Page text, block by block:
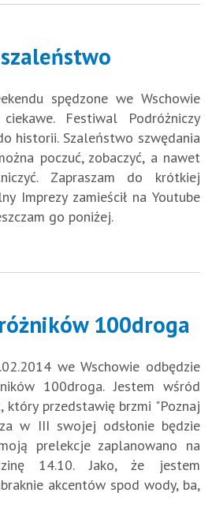
spędzone we Wschowie
Festiwal Podróżniczy
historii. Szaleństwo szwędania
poczuć, zobaczyć, a nawet
Zapraszam do krótkiej
Imprezy zamieścił na Youtube
go poniżej.
100droga
we Wschowie odbędzie
100droga. Jestem wśród
który przedstawię brzmi "Poznaj
w III swojej odsłonie będzie
prelekcje zaplanowano na
14.10. Jako, że jestem
akcentów spod wody, ba,